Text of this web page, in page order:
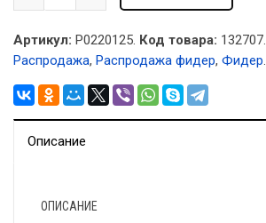
Артикул: P0220125. Код товара: 132707.
Распродажа, Распродажа фидер, Фидер.
Описание
ОПИСАНИЕ